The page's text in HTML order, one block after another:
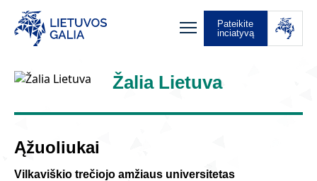
Pateikite
inciatyvą
Žalia Lietuva
Ąžuoliukai
Vilkaviškio trečiojo amžiaus universitetas